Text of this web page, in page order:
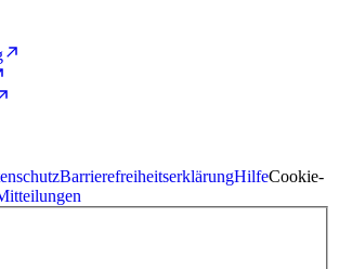
BarrierefreiheitserklärungHilfeCookie-